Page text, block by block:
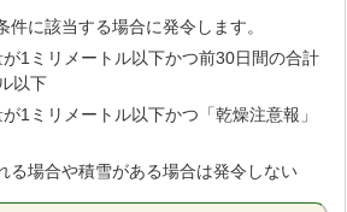
件に該当する場合に発令します。
が1ミリメートル以下かつ前30日間の合計
以下
1ミリメートル以下かつ「乾燥注意報」
る場合や積雪がある場合は発令しない